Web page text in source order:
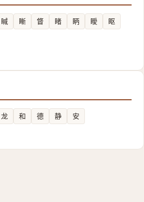
䁍 䁪 䀺 睹 眪 瞹
眍
龙 和 德 静 安